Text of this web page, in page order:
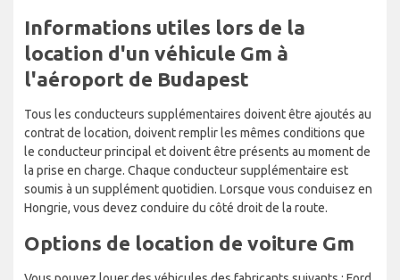
Informations utiles lors de la
location d'un véhicule Gm à
l'aéroport de Budapest
Tous les conducteurs supplémentaires doivent être ajoutés au
contrat de location, doivent remplir les mêmes conditions que
le conducteur principal et doivent être présents au moment de
la prise en charge. Chaque conducteur supplémentaire est
soumis à un supplément quotidien. Lorsque vous conduisez en
Hongrie, vous devez conduire du côté droit de la route.
Options de location de voiture Gm